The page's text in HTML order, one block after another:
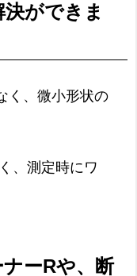
ができま
く、微小形状の
、測定時にワ
ーRや、断